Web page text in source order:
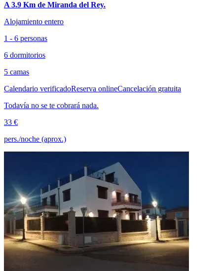
A 3.9 Km de Miranda del Rey.
Alojamiento entero
1 - 6 personas
6 dormitorios
5 camas
Calendario verificadoReserva onlineCancelación gratuita
Todavía no se te cobrará nada.
33 €
pers./noche (aprox.)